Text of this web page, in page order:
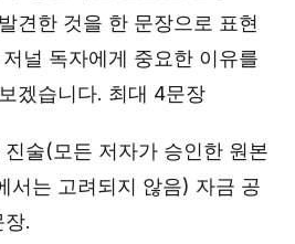
견한 것을 한 문장으로 표현
널 독자에게 중요한 이유를
겠습니다. 최대 4문장
진술(모든 저자가 승인한 원본
서는 고려되지 않음) 자금 공
.